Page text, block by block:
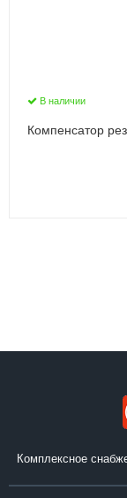
В наличии
Компенсатор
Комплексное